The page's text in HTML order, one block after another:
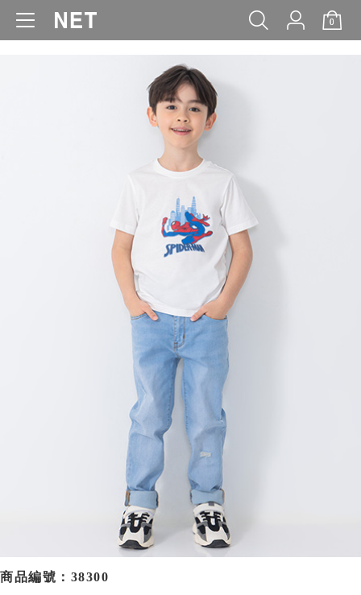
0
WOMEN MEN KIDS BABY
商品編號： 38300